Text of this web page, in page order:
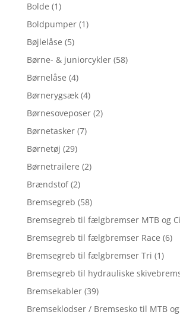
Bolde (1)
Boldpumper (1)
Bøjlelåse (5)
Børne- & juniorcykler (58)
Børnelåse (4)
Børnerygsæk (4)
Børnesoveposer (2)
Børnetasker (7)
Børnetøj (29)
Børnetrailere (2)
Brændstof (2)
Bremsegreb (58)
Bremsegreb til fælgbremser MTB og
Bremsegreb til fælgbremser Race (6)
Bremsegreb til fælgbremser Tri (1)
Bremsegreb til hydrauliske
Bremsekabler (39)
Bremseklodser / Bremsesko til MTB